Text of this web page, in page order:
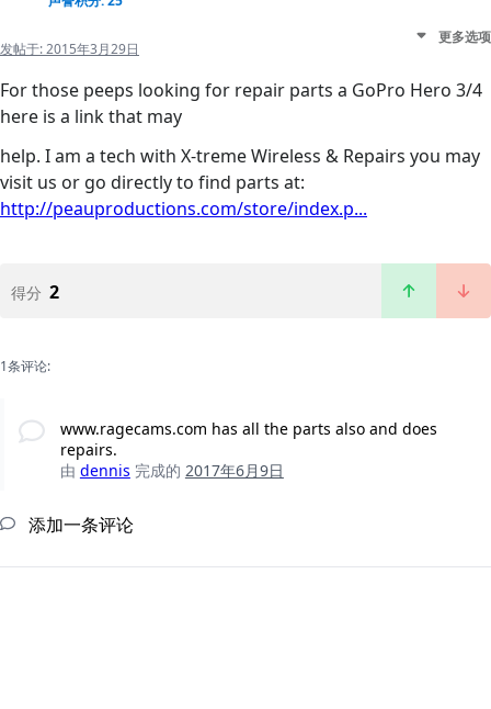
发帖于:2015年3月29日
更多选项
For those peeps looking for repair parts a GoPro Hero 3/4
here is a link that may
help. I am a tech with X-treme Wireless & Repairs you may
visit us or go directly to find parts at:
http://peauproductions.com/store/index.p...
得分 2
1条评论:
www.ragecams.com has all the parts also and does
repairs.
由 dennis 完成的 2017年6月9日
添加一条评论